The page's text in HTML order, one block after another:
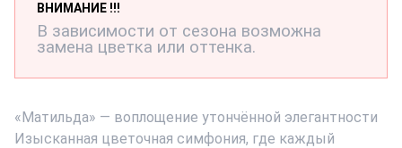
ВНИМАНИЕ !!!
В зависимости от сезона возможна
замена цветка или оттенка.
«Матильда» — воплощение утончённой элегантности
Изысканная цветочная симфония, где каждый